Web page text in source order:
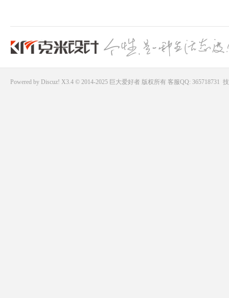
Powered by Discuz! X3.4 © 2014-2025 巨大爱好者版权所有 客服QQ: 365718731